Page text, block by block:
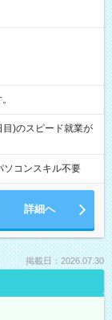
)のスピード就業が
ソコンスキル不要
詳細へ
掲載日：2026.07.30